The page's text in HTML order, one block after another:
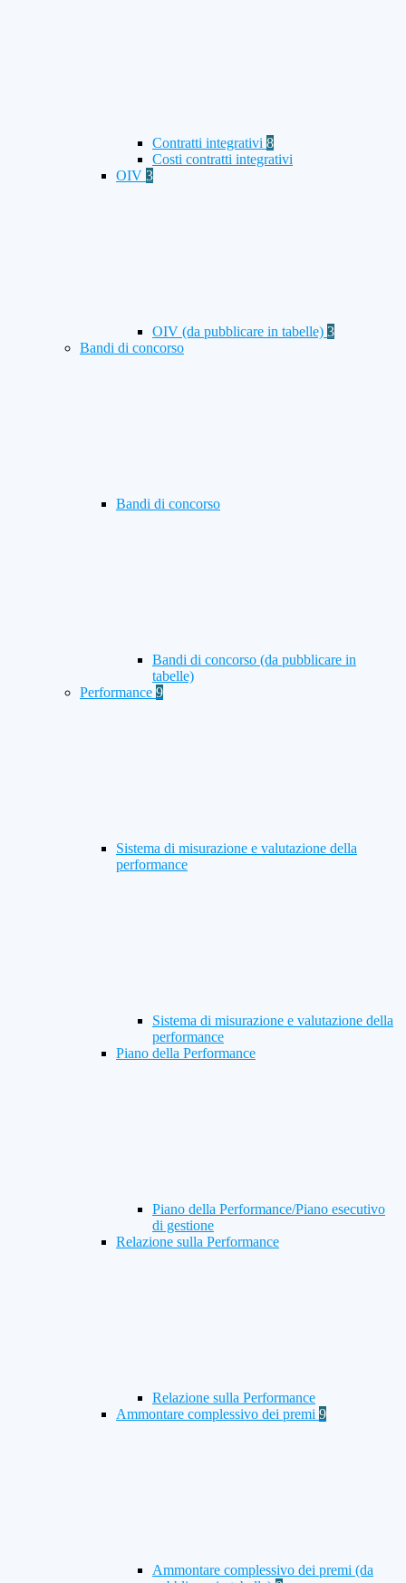
Contratti integrativi 8
Costi contratti integrativi
OIV 3
OIV (da pubblicare in tabelle) 3
Bandi di concorso
Bandi di concorso
Bandi di concorso (da pubblicare in
tabelle)
Performance 9
Sistema di misurazione e valutazione della
performance
Sistema di misurazione e valutazione della
performance
Piano della Performance
Piano della Performance/Piano esecutivo
di gestione
Relazione sulla Performance
Relazione sulla Performance
Ammontare complessivo dei premi 9
Ammontare complessivo dei premi (da